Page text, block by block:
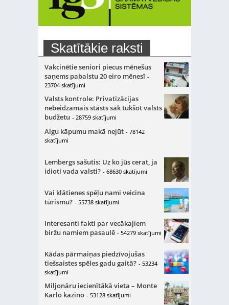
Skatītākie raksti
Vakcinētie seniori piecus mēnešus
saņems pabalstu 20 eiro mēnesī -
23704 skatījumi
Valsts kontrole: Privatizācijas
nebeidzamais stāsts sāk tukšot valsts
budžetu - 28759 skatījumi
Algu kāpumu makā nejūt - 78142
skatījumi
Lembergs sašutis: Uz ko jūs cerat, ja
idioti vada valsti? - 68630 skatījumi
Vai klātienes spēļu nami veicina
tūrismu? - 55738 skatījumi
Interesanti fakti par vecākajiem
biržu namiem pasaulē - 54279 skatījumi
Kādas pārmaiņas piedzīvojušas
tiešsaistes spēles gadu gaitā? - 53234
skatījumi
Miljonāru iecienītākā vieta – Monte
Karlo kazino - 53128 skatījumi